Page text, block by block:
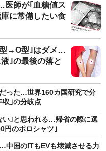
医師が｢血糖値ス
に常備したい食
→O型｣はダメ…
｣の最後の落と
った…世界160カ国研究で分
収｣の分岐点
い｣と思われる…帰省の際に選
円のポロシャツ｣
中国のITもEVも壊滅させる力